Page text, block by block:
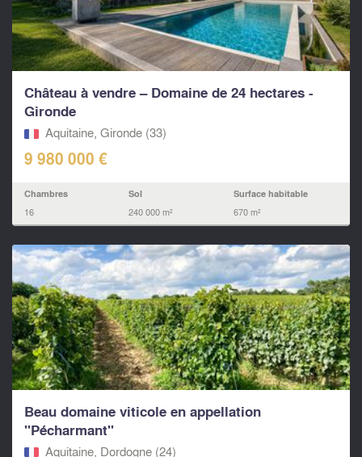
Château à vendre – Domaine de 24 hectares -
Gironde
Aquitaine, Gironde (33)
9 980 000 €
Chambres
16
Sol
240 000 m²
Surface habitable
670 m²
Beau domaine viticole en appellation
"Pécharmant"
Aquitaine, Dordogne (24)